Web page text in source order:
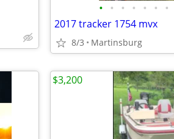
• • • • • • •
2017 tracker 1754 mvx
8/3 Martinsburg
$3,200